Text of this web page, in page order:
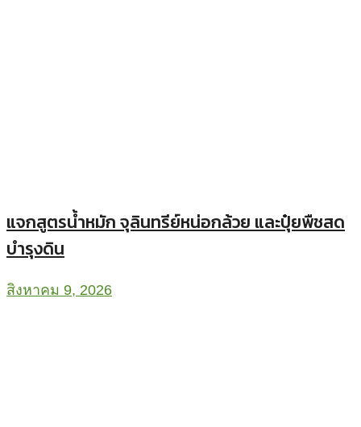
แจกสูตรน้ำหมัก จุลินทรีย์หน่อกล้วย และปุ๋ยพืชสด
บำรุงดิน
สิงหาคม 9, 2026